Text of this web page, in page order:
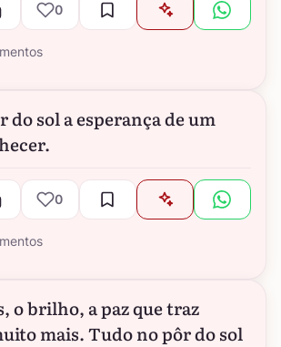
0
do sol a esperança de um
0
o brilho, a paz que traz
mais. Tudo no pôr do sol